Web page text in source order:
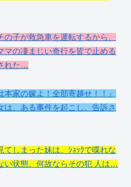
の子が救急車を運転するから、
マの凄まじい奇行を皆で止める
れた…
本家の嫁よ！全部寄越せ！！』
は、ある事件を起こし、告訴さ
てしまった妹は、ｼｮｯｸで喋れな
い状態。何故ならその犯 人は…